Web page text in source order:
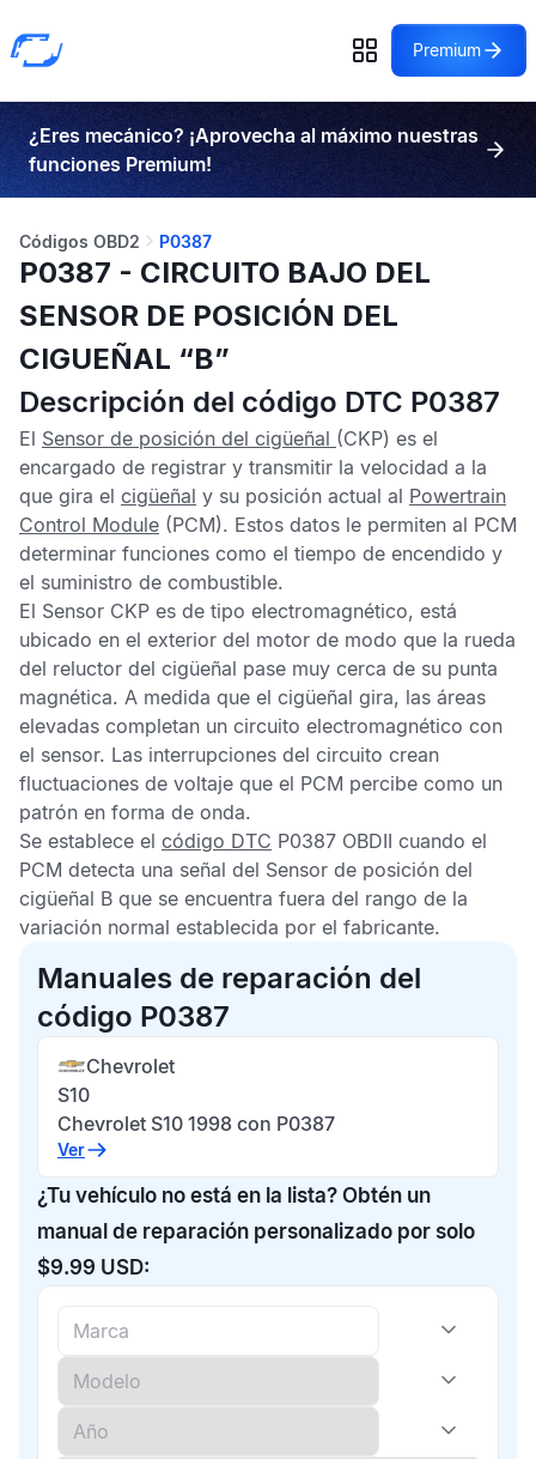
Premium
¿Eres mecánico? ¡Aprovecha al máximo nuestras
funciones Premium!
Códigos OBD2 P0387
P0387 - CIRCUITO BAJO DEL
SENSOR DE POSICIÓN DEL
CIGUEÑAL “B”
Descripción del código DTC P0387
El Sensor de posición del cigüeñal (CKP) es el
encargado de registrar y transmitir la velocidad a la
que gira el cigüeñal y su posición actual al Powertrain
Control Module (PCM). Estos datos le permiten al PCM
determinar funciones como el tiempo de encendido y
el suministro de combustible.
El Sensor CKP es de tipo electromagnético, está
ubicado en el exterior del motor de modo que la rueda
del reluctor del cigüeñal pase muy cerca de su punta
magnética. A medida que el cigüeñal gira, las áreas
elevadas completan un circuito electromagnético con
el sensor. Las interrupciones del circuito crean
fluctuaciones de voltaje que el PCM percibe como un
patrón en forma de onda.
Se establece el código DTC P0387 OBDII cuando el
PCM detecta una señal del Sensor de posición del
cigüeñal B que se encuentra fuera del rango de la
variación normal establecida por el fabricante.
Manuales de reparación del
código P0387
Chevrolet
S10
Chevrolet S10 1998 con P0387
Ver
¿Tu vehículo no está en la lista? Obtén un
manual de reparación personalizado por solo
$9.99 USD: